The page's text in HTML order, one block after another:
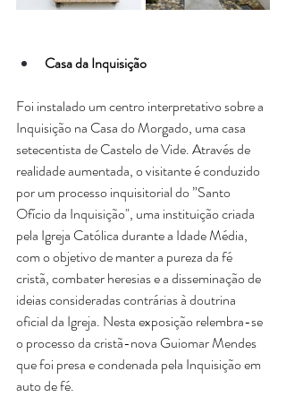
Casa da Inquisição
Foi instalado um centro interpretativo sobre a
Inquisição na Casa do Morgado, uma casa
setecentista de Castelo de Vide. Através de
realidade aumentada, o visitante é conduzido
por um processo inquisitorial do ”Santo
Ofício da Inquisição", uma instituição criada
pela Igreja Católica durante a Idade Média,
com o objetivo de manter a pureza da fé
cristã, combater heresias e a disseminação de
ideias consideradas contrárias à doutrina
oficial da Igreja. Nesta exposição relembra-se
o processo da cristã-nova Guiomar Mendes
que foi presa e condenada pela Inquisição em
auto de fé.